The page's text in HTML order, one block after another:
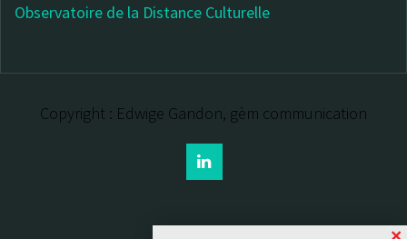
Observatoire de la Distance Culturelle
Copyright : Edwige Gandon, gèm communication